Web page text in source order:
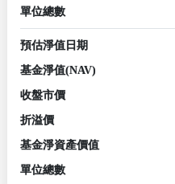
單位總數
預估淨值日期
基金淨值(NAV)
收盤市價
折溢價
基金淨資產價值
單位總數